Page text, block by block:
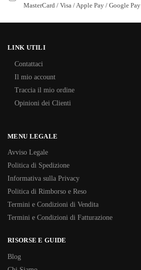
MasterCard / Visa / Apple Pay / Google Pay
LINK UTILI
Contattaci
Il mio account
Traccia il mio ordine
Opinioni dei Clienti
MENU LEGALE
Avviso Legale
Politica di Spedizione
Informativa sulla Privacy
Politica di Rimborso e Reso
Termini e Condizioni di Vendita
Termini e Condizioni di Fatturazione
RISORSE E GUIDE
Blog